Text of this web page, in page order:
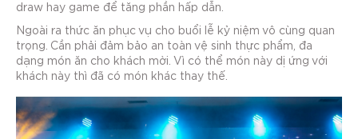
draw hay game để tăng phần hấp dẫn.
Ngoài ra thức ăn phục vụ cho buổi lễ kỷ niệm vô cùng quan
trọng. Cần phải đảm bảo an toàn vệ sinh thực phẩm, đa
dạng món ăn cho khách mời. Vì có thể món này dị ứng với
khách này thì đã có món khác thay thế.